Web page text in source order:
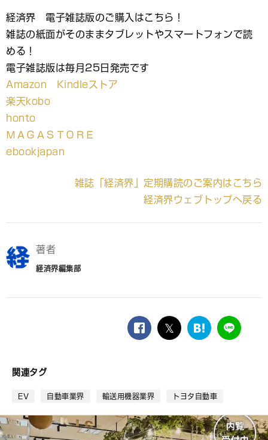
経済界 電子雑誌版のご購入はこちら！
雑誌の紙面がそのままタブレットやスマートフォンで読
める！
電子雑誌版は毎月25日発売です
Amazon Kindleストア
楽天kobo
honto
ＭＡＧＡＳＴＯＲＥ
ebookjapan
雑誌「経済界」定期購読のご案内はこちら
経済界ウェブトップへ戻る
著者
経済界編集部
facebook
twitter
は
ク
ー
ク
LINE
関連タグ
EV 自動車業界 輸送用機器業界 トヨタ自動車